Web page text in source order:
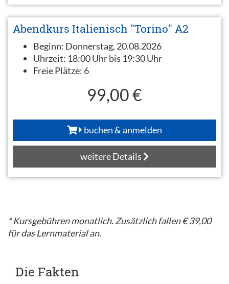
Abendkurs Italienisch "Torino" A2
Beginn: Donnerstag, 20.08.2026
Uhrzeit: 18:00 Uhr bis 19:30 Uhr
Freie Plätze: 6
99,00 €
buchen & anmelden
weitere Details
* Kursgebühren monatlich. Zusätzlich fallen € 39,00
für das Lernmaterial an.
Die Fakten